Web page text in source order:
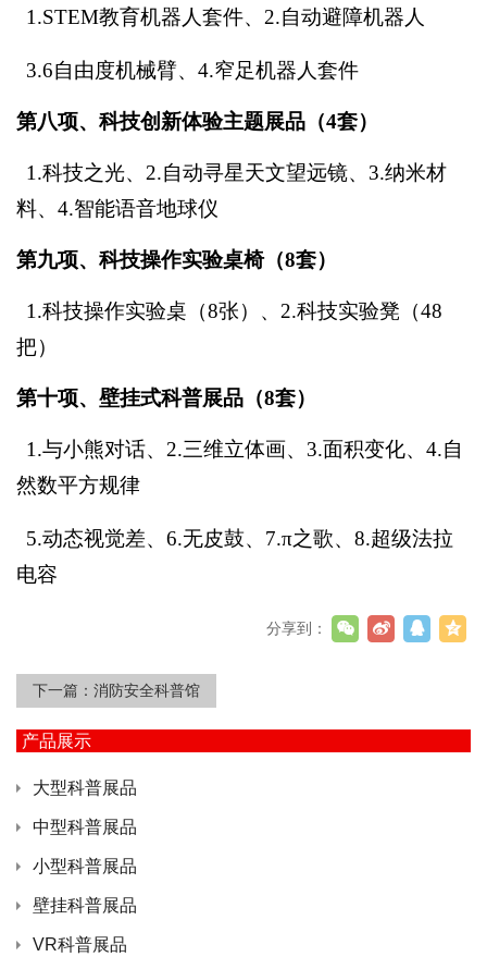
产品展示
大型科普展品
中型科普展品
小型科普展品
壁挂科普展品
VR科普展品
1.STEM教育机器人套件、 2.自动避障机器人
3.6自由度机械臂、 4.窄足机器人套件
第八项、科技创新体验主题展品（4套）
1.科技之光、 2.自动寻星天文望远镜、3.纳米材
料、4.智能语音地球仪
第九项、科技操作实验桌椅（8套）
1.科技操作实验桌（8张） 、2.科技实验凳（48
把）
第十项、 壁挂式科普展品 （8套）
1.与小熊对话、 2.三维立体画、 3.面积变化、4.自
然数平方规律
5.动态视觉差、 6.无皮鼓、7.π之歌、8.超级法拉
电容
分享到：
下一篇： 消防安全科普馆